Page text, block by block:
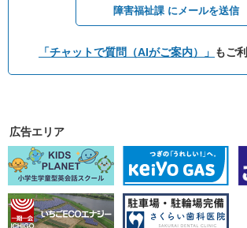
障害福祉課 にメールを送信
「チャットで質問（AIがご案内）」 もご
広告エリア